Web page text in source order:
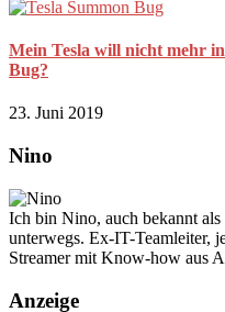
Mein Tesla will nicht mehr
Bug?
23. Juni 2019
Nino
Ich bin Nino, auch bekannt
unterwegs. Ex-IT-Teamleiter,
Streamer mit Know-how aus
Anzeige